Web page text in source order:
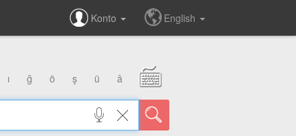
Konto English
ı ğ ö ş ü â